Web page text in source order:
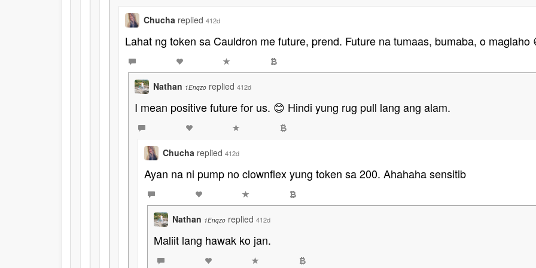
Chucha replied 412d
Lahat ng token sa Cauldron me future, prend. Future na tumaas, bumaba, o maglaho
Nathan 1Enqzo replied 412d
I mean positive future for us. 😊 Hindi yung rug pull lang ang alam.
Chucha replied 412d
Ayan na ni pump no clownflex yung token sa 200. Ahahaha sensitib
Nathan 1Enqzo replied 412d
Maliit lang hawak ko jan.